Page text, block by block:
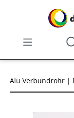
Alu Verbundrohr |